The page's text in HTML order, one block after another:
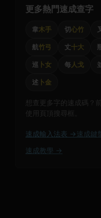
更多熱門速成查字
韋木手 切心竹
航竹弓 丈十大
巡 卜女 每人戈
述 卜金
想查更多字的速成碼？
使用頁頂搜尋框。
速成輸入法表 → 速成鍵
速成教學 →